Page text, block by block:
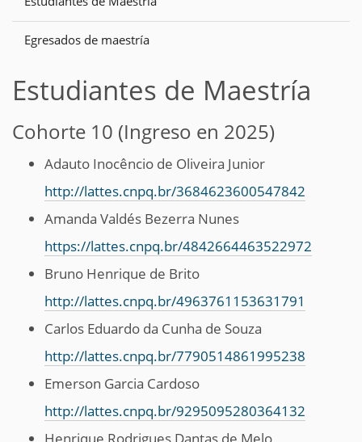
Egresados de maestría
Estudiantes de Maestría
Cohorte 10 (Ingreso en 2025)
Adauto Inocêncio de Oliveira Junior
http://lattes.cnpq.br/3684623600547842
Amanda Valdés Bezerra Nunes
https://lattes.cnpq.br/4842664463522972
Bruno Henrique de Brito
http://lattes.cnpq.br/4963761153631791
Carlos Eduardo da Cunha de Souza
http://lattes.cnpq.br/7790514861995238
Emerson Garcia Cardoso
http://lattes.cnpq.br/9295095280364132